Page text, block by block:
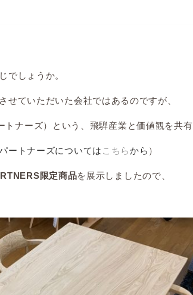
でしょうか。
せていただいた会社ではあるのですが、
トナーズ）という、飛騨産業と価値観を共有
ートナーズについては こちらから ）
限定商品を展示しましたので、